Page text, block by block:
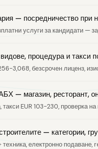
— посредничество
услуги за кандидати —
процедура и
3,068, безсрочен лиценз,
— магазин, ресторант,
такси EUR 103-230, проверка
— категории,
техника, електронно